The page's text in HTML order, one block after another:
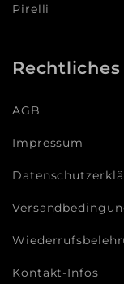
Pirelli
Rechtliches
AGB
Impressum
Kontakt-Infos